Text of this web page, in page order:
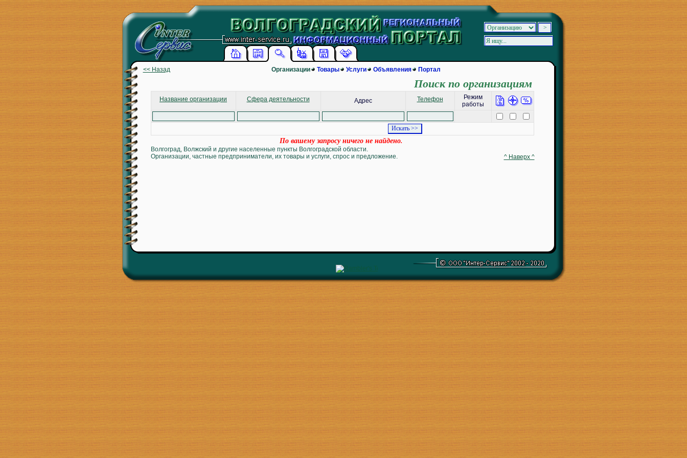
<< Назад Организации Товары Услуги Объявления Портал
Поиск по организациям
Название организации Сфера деятельности Адрес Телефон
Режим
работы
По вашему запросу ничего не найдено.
Волгоград, Волжский и другие населенные пункты Волгоградской области.
Организации, частные предприниматели, их товары и услуги, спрос и предложение.
^ Наверх ^